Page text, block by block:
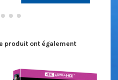
produit ont également